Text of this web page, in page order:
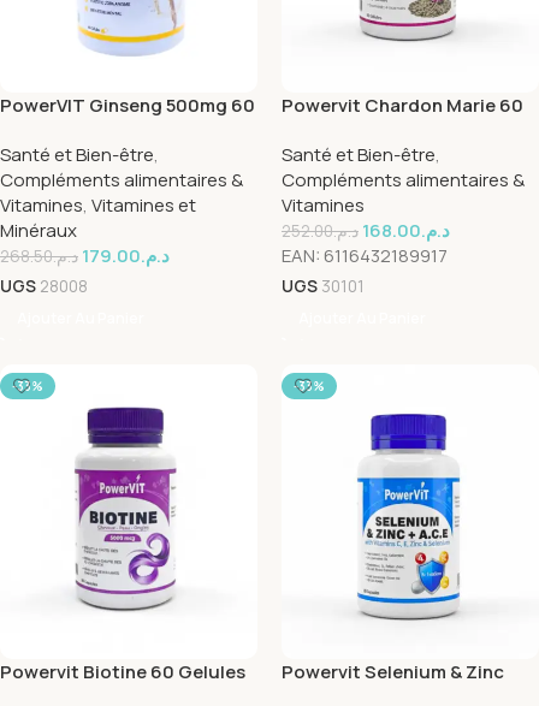
PowerVIT Ginseng 500mg 60
Santé et Bien-être,
Compléments alimentaires &
Vitamines, Vitamines et
Minéraux
د.م.268.50 د.م.179.00
UGS 28008
Powervit Chardon Marie 60
Santé et Bien-être,
Compléments alimentaires &
Vitamines
د.م.252.00 د.م.168.00
EAN: 6116432189917
UGS 30101
-33%
Powervit Biotine 60 Gelules
-33%
Powervit Selenium & Zinc